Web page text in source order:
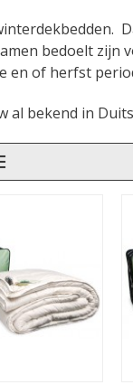
bedoelt
en of herfst
al bekend in